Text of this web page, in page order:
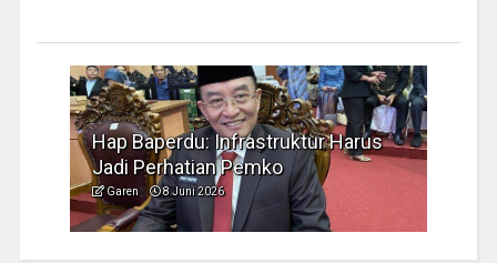
Hap Baperdu: Infrastruktur Harus
Jadi Perhatian Pemko
Garen 8 Juni 2026